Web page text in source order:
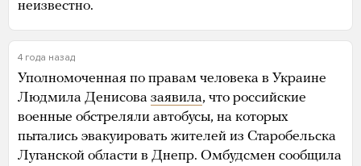
неизвестно.
4 года назад
Уполномоченная по правам человека в Украине
Людмила Денисова заявила, что российские
военные обстреляли автобусы, на которых
пытались эвакуировать жителей из Старобельска
Луганской области в Днепр. Омбудсмен сообщила